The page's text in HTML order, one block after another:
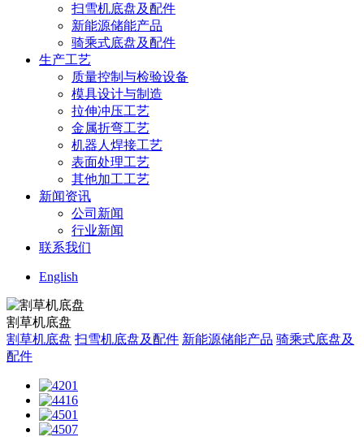
扫雪机底盘及配件
新能源储能产品
骑乘式底盘及配件
生产工艺
质量控制与检验设备
模具设计与制造
拉伸冲压工艺
金属折弯工艺
机器人焊接工艺
表面处理工艺
其他加工工艺
新闻资讯
公司新闻
行业新闻
联系我们
English
割草机底盘
割草机底盘 扫雪机底盘及配件 新能源储能产品 骑乘式底盘及
配件